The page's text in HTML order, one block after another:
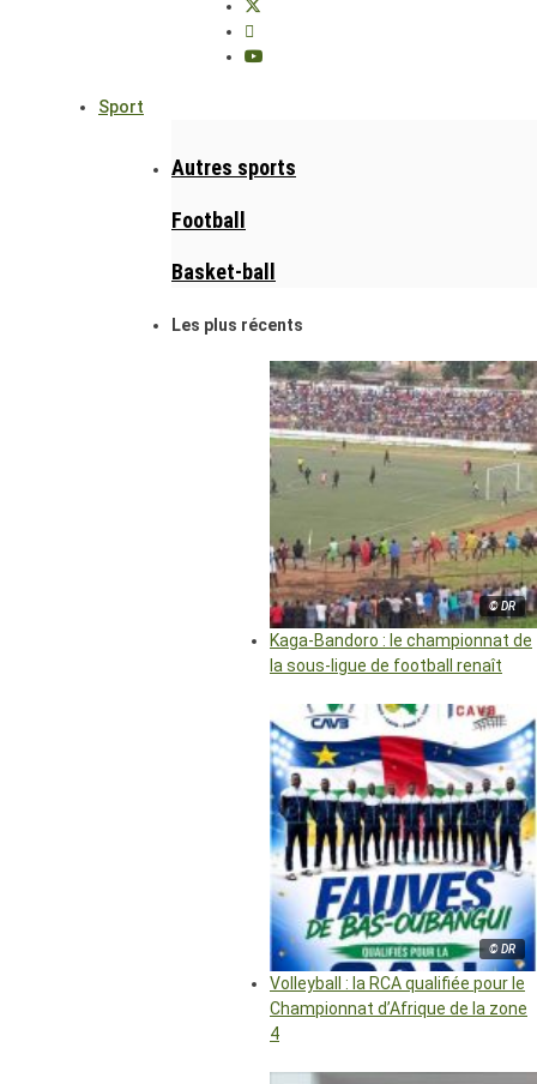
Sport
Autres sports
Football
Basket-ball
Les plus récents
© DR
Kaga-Bandoro : le championnat de
la sous-ligue de football renaît
© DR
Volleyball : la RCA qualifiée pour le
Championnat d’Afrique de la zone
4